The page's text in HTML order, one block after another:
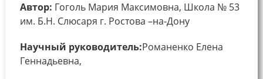
Автор: Гоголь Мария Максимовна, Школа № 53
им. Б.Н. Слюсаря г. Ростова –на-Дону
Научный руководитель:Романенко Елена
Геннадьевна,